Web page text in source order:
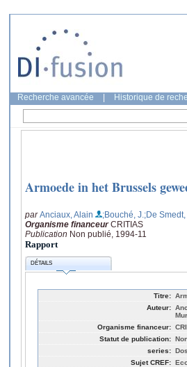
Recherche avancée Historique de
Armoede in het Brussels
parAnciaux, Alain ;Bouché, J. ;De
Organisme financeur CRITIAS
Publication Non publié, 1994-11
Rapport
DÉTAILS
Titre:
Auteur:
Organisme financeur:
Statut de publication:
series:
Sujet CREF: